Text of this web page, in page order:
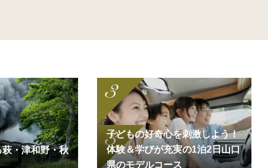
・津和野・秋
子どもの好奇心を刺激しよう！
体験＆学びが充実の1泊2日山口
県のモデルコース